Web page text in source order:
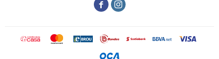
 